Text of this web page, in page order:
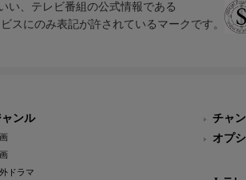
い、テレビ番組の公式情報である
スにのみ表記が許されているマークです。
ャンル
ドラマ
チャ
オプ